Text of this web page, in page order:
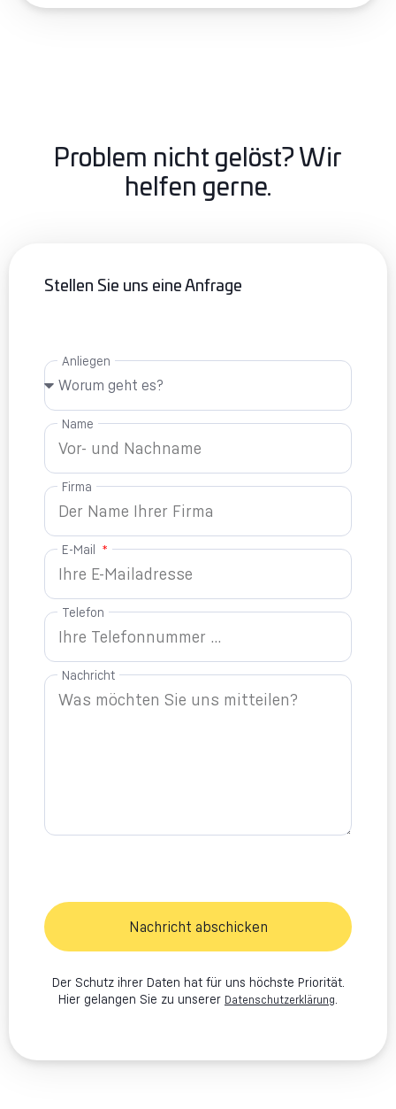
Problem nicht gelöst? Wir
helfen gerne.
Stellen Sie uns eine Anfrage
Anliegen
Name
Firma
E-Mail
Telefon
Nachricht
Nachricht abschicken
Der Schutz ihrer Daten hat für uns höchste Priorität.
Hier gelangen Sie zu unserer Datenschutzerklärung